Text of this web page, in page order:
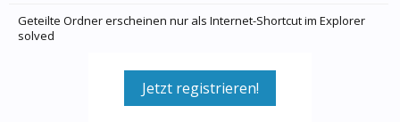
Geteilte Ordner erscheinen nur als Internet-Shortcut im Explorer
solved
Jetzt registrieren!